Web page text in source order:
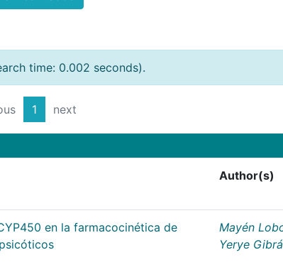
time: 0.002 seconds).
1 next
Author(s)
en la farmacocinética de
Mayén
Yerye